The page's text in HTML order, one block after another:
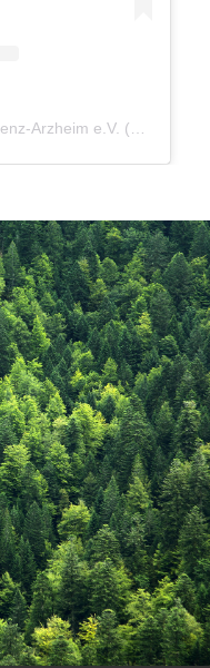
Ein Beitrag geteilt von RCW Koblenz-Arzheim e.V. (@rcw_arzheim_de)